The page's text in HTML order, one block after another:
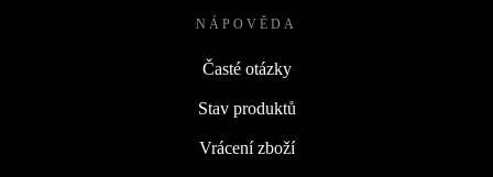
NÁPOVĚDA
Časté otázky
Stav produktů
Vrácení zboží